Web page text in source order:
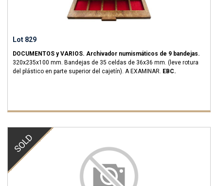
Lot 829
DOCUMENTOS y VARIOS. Archivador numismáticos de 9 bandejas.
320x235x100 mm. Bandejas de 35 celdas de 36x36 mm. (leve rotura
del plástico en parte superior del cajetín). A EXAMINAR. EBC.
SOLD